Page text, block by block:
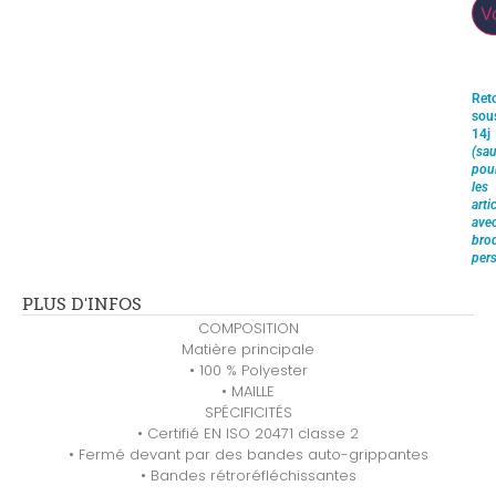
14j
les
PLUS D'INFOS
COMPOSITION
Matière principale
• 100 % Polyester
• MAILLE
SPÉCIFICITÉS
• Certifié EN ISO 20471 classe 2
• Fermé devant par des bandes auto-grippantes
• Bandes rétroréfléchissantes